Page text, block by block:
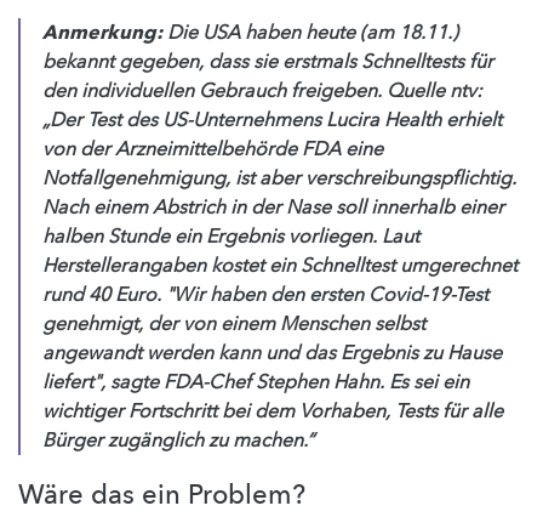
Anmerkung:Die USA haben heute (am 18.11.)
bekannt gegeben, dass sie erstmals Schnelltests für
den individuellen Gebrauch freigeben. Quelle ntv:
„Der Test des US-Unternehmens Lucira Health erhielt
von der Arzneimittelbehörde FDA eine
Notfallgenehmigung, ist aber verschreibungspflichtig.
Nach einem Abstrich in der Nase soll innerhalb einer
halben Stunde ein Ergebnis vorliegen. Laut
Herstellerangaben kostet ein Schnelltest umgerechnet
rund 40 Euro. "Wir haben den ersten Covid-19-Test
genehmigt, der von einem Menschen selbst
angewandt werden kann und das Ergebnis zu Hause
liefert", sagte FDA-Chef Stephen Hahn. Es sei ein
wichtiger Fortschritt bei dem Vorhaben, Tests für alle
Bürger zugänglich zu machen.“
Wäre das ein Problem?